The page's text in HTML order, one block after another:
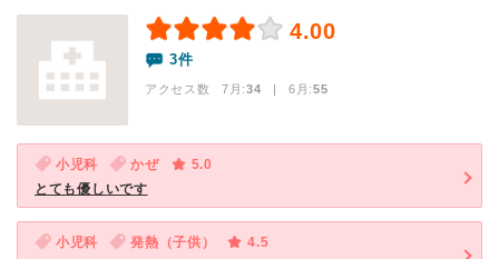
4.00
3件
アクセス数 7月:34 | 6月:55
小児科 かぜ
5.0
とても優しいです
小児科 発熱（子供） 4.5